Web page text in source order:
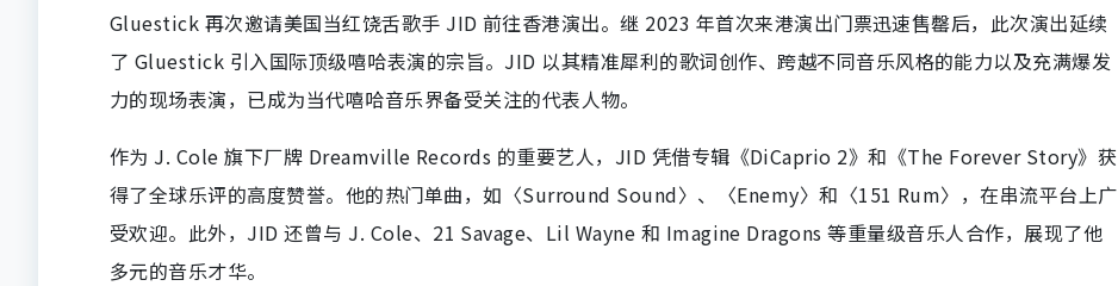
Gluestick 再次邀请美国当红饶舌歌手 JID 前往香港演出。继 2023 年首次来港演出门票迅速售罄后，此次演出延续
了 Gluestick 引入国际顶级嘻哈表演的宗旨。JID 以其精准犀利的歌词创作、跨越不同音乐风格的能力以及充满爆发
力的现场表演，已成为当代嘻哈音乐界备受关注的代表人物。
作为 J. Cole 旗下厂牌 Dreamville Records 的重要艺人，JID 凭借专辑《DiCaprio 2》和《The Forever Story》获
得了全球乐评的高度赞誉。他的热门单曲，如〈Surround Sound〉、〈Enemy〉和〈151 Rum〉，在串流平台上广
受欢迎。此外，JID 还曾与 J. Cole、21 Savage、Lil Wayne 和 Imagine Dragons 等重量级音乐人合作，展现了他
多元的音乐才华。